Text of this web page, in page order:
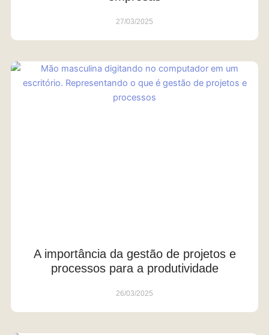
27/03/2025
A importância da gestão de projetos e
processos para a produtividade
26/03/2025